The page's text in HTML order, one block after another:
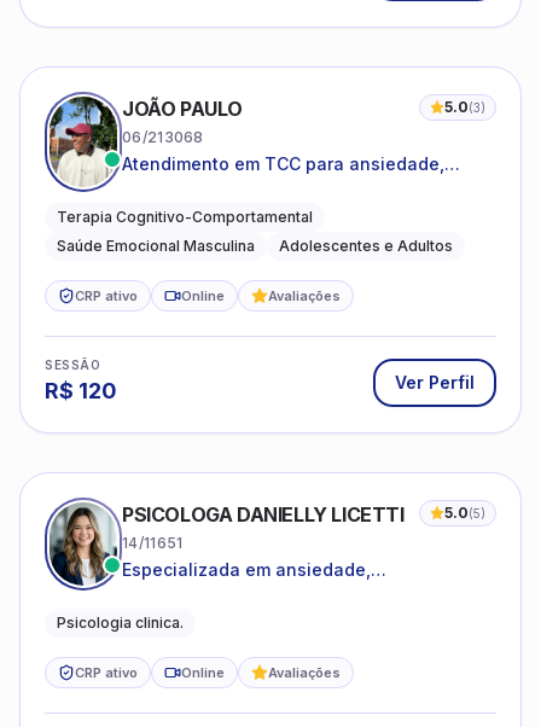
JOÃO PAULO 5.0(3)
06/213068
Atendimento em TCC para ansiedade,
emocional
Terapia Cognitivo-Comportamental
Saúde Emocional Masculina
Adolescentes e Adultos
CRP ativo Online Avaliações
SESSÃO
R$ 120 Ver Perfil
PSICOLOGA DANIELLY LICETTI 5.0(5)
14/11651
Especializada em ansiedade,
Psicologia clinica.
CRP ativo Online Avaliações